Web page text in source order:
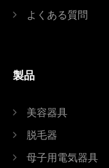
よくある質問
製品
美容器具
脱毛器
母子用電気器具